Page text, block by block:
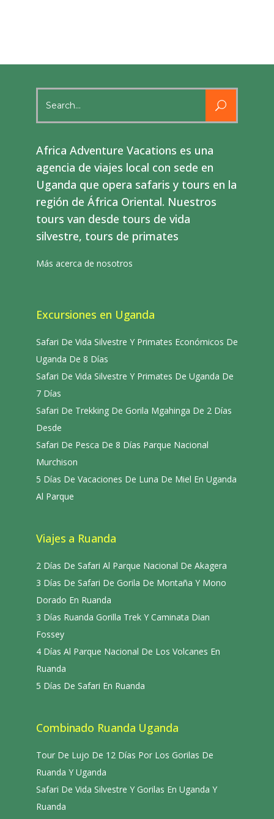
for:
Africa Adventure Vacations es una
agencia de viajes local con sede en
Uganda que opera safaris y tours en la
región de África Oriental. Nuestros
tours van desde tours de vida
silvestre, tours de primates
Más acerca de nosotros
Excursiones en Uganda
Safari De Vida Silvestre Y Primates Económicos De
Uganda De 8 Días
Safari De Vida Silvestre Y Primates De Uganda De
7 Días
Safari De Trekking De Gorila Mgahinga De 2 Días
Desde
Safari De Pesca De 8 Días Parque Nacional
Murchison
5 Días De Vacaciones De Luna De Miel En Uganda
Al Parque
Viajes a Ruanda
2 Días De Safari Al Parque Nacional De Akagera
3 Días De Safari De Gorila De Montaña Y Mono
Dorado En Ruanda
3 Días Ruanda Gorilla Trek Y Caminata Dian
Fossey
4 Días Al Parque Nacional De Los Volcanes En
Ruanda
5 Días De Safari En Ruanda
Combinado Ruanda Uganda
Tour De Lujo De 12 Días Por Los Gorilas De
Ruanda Y Uganda
Safari De Vida Silvestre Y Gorilas En Uganda Y
Ruanda